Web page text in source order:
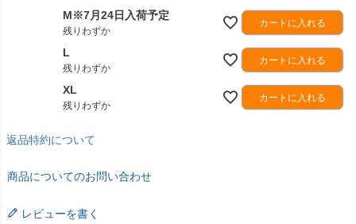
M※7月24日入荷予定
残りわずか
カートに入れる
L
残りわずか
カートに入れる
XL
残りわずか
カートに入れる
返品特約について
商品についてのお問い合わせ
レビューを書く